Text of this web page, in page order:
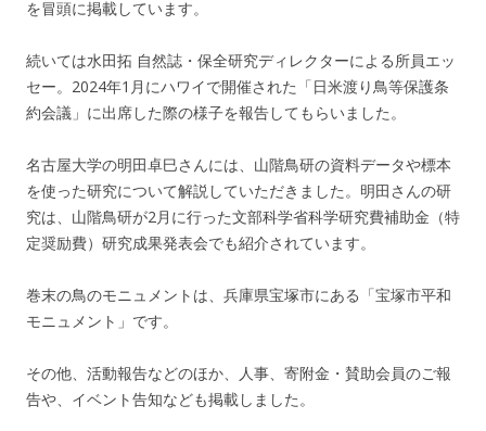
を冒頭に掲載しています。
続いては水田拓 自然誌・保全研究ディレクターによる所員エッ
セー。2024年1月にハワイで開催された「日米渡り鳥等保護条
約会議」に出席した際の様子を報告してもらいました。
名古屋大学の明田卓巳さんには、山階鳥研の資料データや標本
を使った研究について解説していただきました。明田さんの研
究は、山階鳥研が2月に行った文部科学省科学研究費補助金（特
定奨励費）研究成果発表会でも紹介されています。
巻末の鳥のモニュメントは、兵庫県宝塚市にある「宝塚市平和
モニュメント」です。
その他、活動報告などのほか、人事、寄附金・賛助会員のご報
告や、イベント告知なども掲載しました。